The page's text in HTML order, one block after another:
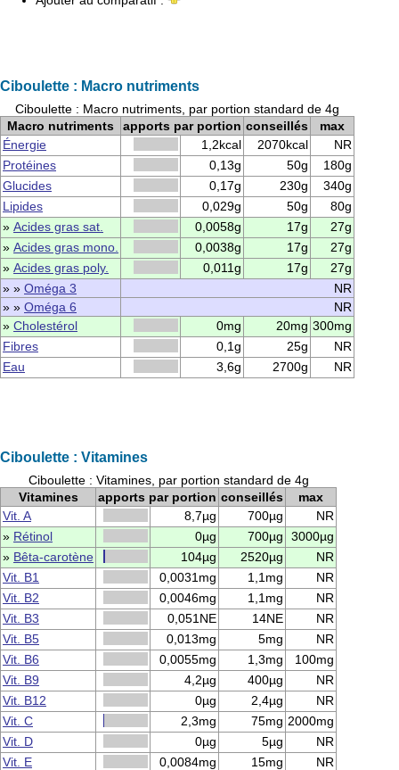
Ciboulette : Macro nutriments
Ciboulette : Macro nutriments, par portion standard de 4g
Macro nutriments
apports par portion conseillés
max
Énergie
1,2kcal 2070kcal
NR
Protéines
0,13g 50g
180g
Glucides
0,17g 230g
340g
Lipides
0,029g 50g
80g
» Acides gras sat. 0,0058g 17g
27g
» Acides gras mono. 0,0038g 17g
27g
» Acides gras poly. 0,011g 17g
27g
» » Oméga 3
NR
» » Oméga 6
NR
» Cholestérol 0mg 20mg 300mg
Fibres
0,1g 25g
NR
Eau
3,6g 2700g NR
Ciboulette : Vitamines
Ciboulette : Vitamines, par portion standard de 4g
Vitamines
apports par portion conseillés
max
Vit. A
8,7µg 700µg
NR
» Rétinol 0µg 700µg
3000µg
» Bêta-carotène 104µg 2520µg
NR
Vit. B1
0,0031mg 1,1mg
NR
Vit. B2
0,0046mg 1,1mg
NR
Vit. B3
0,051NE 14NE
NR
Vit. B5
0,013mg 5mg
NR
Vit. B6
0,0055mg 1,3mg
100mg
Vit. B9
4,2µg 400µg
NR
Vit. B12
0µg 2,4µg
NR
Vit. C
2,3mg 75mg 2000mg
Vit. D
0µg 5µg
NR
Vit. E
0,0084mg 15mg
NR